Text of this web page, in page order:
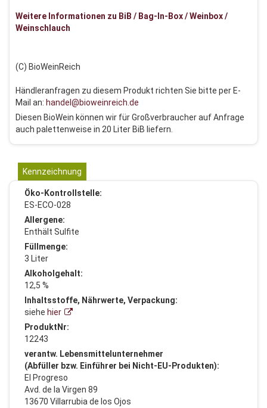
Weitere Informationen zu BiB / Bag-In-Box / Weinbox /
Weinschlauch
(C) BioWeinReich
Händleranfragen zu diesem Produkt richten Sie bitte per E-
Mail an: handel@bioweinreich.de
Diesen BioWein können wir für Großverbraucher auf Anfrage
auch palettenweise in 20 Liter BiB liefern.
Kennzeichnung
Öko-Kontrollstelle:
ES-ECO-028
Allergene:
Enthält Sulfite
Füllmenge:
3 Liter
Alkoholgehalt:
12,5 %
Inhaltsstoffe, Nährwerte, Verpackung:
siehe hier
ProduktNr:
12243
verantw. Lebensmittelunternehmer
(Abfüller bzw. Einführer bei Nicht-EU-Produkten):
El Progreso
Avd. de la Virgen 89
13670 Villarrubia de los Ojos